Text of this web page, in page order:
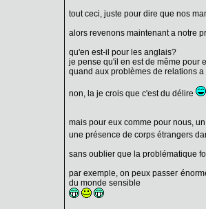
tout ceci, juste pour dire que nos
alors revenons maintenant a notre
qu'en est-il pour les anglais?
je pense qu'il en est de même pour
quand aux problèmes de relations
non, la je crois que c'est du délire
mais pour eux comme pour nous,
une présence de corps étrangers
sans oublier que la problématique
par exemple, on peux passer
du monde sensible